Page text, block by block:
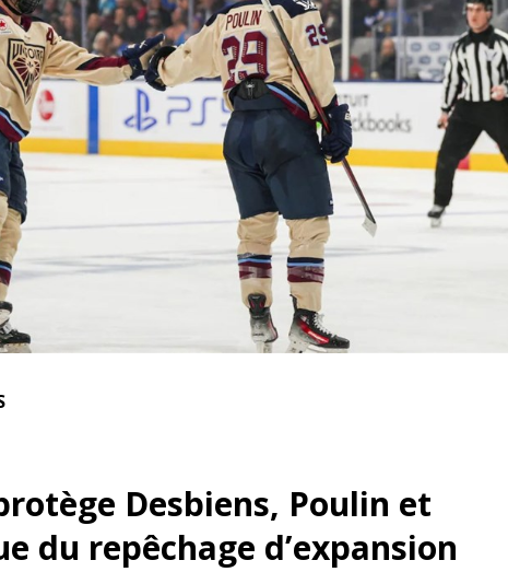
Desbiens, Poulin et
du repêchage d’expansion